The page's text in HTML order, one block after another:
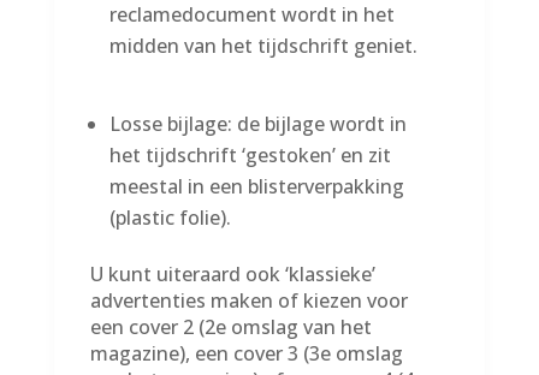
reclamedocument wordt in het
midden van het tijdschrift geniet.
Losse bijlage: de bijlage wordt in
het tijdschrift ‘gestoken’ en zit
meestal in een blisterverpakking
(plastic folie).
U kunt uiteraard ook ‘klassieke’
advertenties maken of kiezen voor
een cover 2 (2e omslag van het
magazine), een cover 3 (3e omslag